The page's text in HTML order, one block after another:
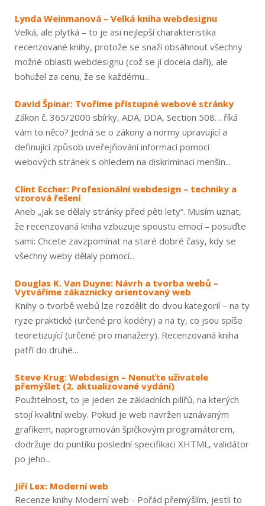
Lynda Weinmanová – Velká kniha webdesignu
Velká, ale plytká – to je asi nejlepší charakteristika
recenzované knihy, protože se snaží obsáhnout všechny
možné oblasti webdesignu (což se jí docela daří), ale
bohužel za cenu, že se každému...
David Špinar: Tvoříme přístupné webové stránky
Zákon č. 365/2000 sbírky, ADA, DDA, Section 508… říká
vám to něco? Jedná se o zákony a normy upravující a
definující způsob uveřejňování informací pomocí
webových stránek s ohledem na diskriminaci menšin...
Clint Eccher: Profesionální webdesign – techniky a
vzorová řešení
Aneb „Jak se dělaly stránky před pěti lety“. Musím uznat,
že recenzovaná kniha vzbuzuje spoustu emocí – posuďte
sami: Chcete zavzpomínat na staré dobré časy, kdy se
všechny weby dělaly pomocí...
Douglas K. Van Duyne: Návrh a tvorba webů –
Vytváříme zákaznicky orientovaný web
Knihy o tvorbě webů lze rozdělit do dvou kategorií – na ty
ryze praktické (určené pro kodéry) a na ty, co jsou spíše
teoretizující (určené pro manažery). Recenzovaná kniha
patří do druhé...
Steve Krug: Webdesign – Nenuťte uživatele
přemýšlet (2. aktualizované vydání)
Použitelnost, to je jeden ze základních pilířů, na kterých
stojí kvalitní weby. Pokud je web navržen uznávaným
grafikem, naprogramován špičkovým programátorem,
dodržuje do puntíku poslední specifikaci XHTML, validátor
po jeho...
Jiří Lex: Moderní web
Recenze knihy Moderní web - Pořád přemýšlím, jestli to